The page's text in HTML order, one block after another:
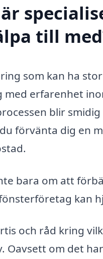
till
som kan ha
erfarenhet
blir
förvänta dig en
bara om att
kan
och råd kring
Oavsett om det